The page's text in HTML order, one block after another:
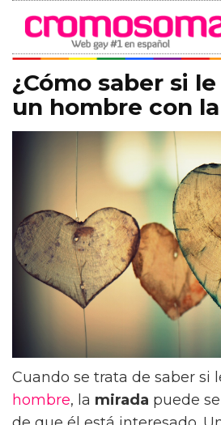
¿Cómo saber si
un hombre con
Cuando se trata de saber si
hombre, la mirada puede